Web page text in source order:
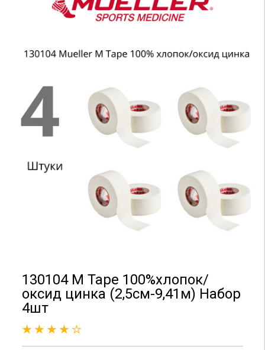
130104 M Tape 100%хлопок/
оксид цинка (2,5см-9,41м) Набор
4шт